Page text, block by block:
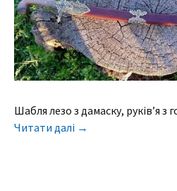
Шабля лезо з дамаску, руків’я з
Читати далі →